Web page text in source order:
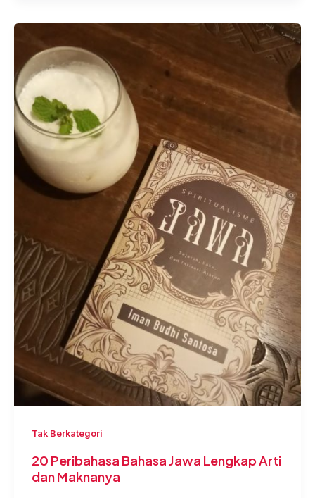
Tak Berkategori
20 Peribahasa Bahasa Jawa Lengkap Arti
dan Maknanya